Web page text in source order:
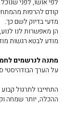
לפי אושו, לפני
קודם להרפות
מדעי בדיוק לשם כך.
הן מאפשרות לנו
מודע לבטא רגשות
מתנה לנרשמים
על הערך הבודהיסטי
התחייבו לתרגול
ההכלה, יותר שמחה